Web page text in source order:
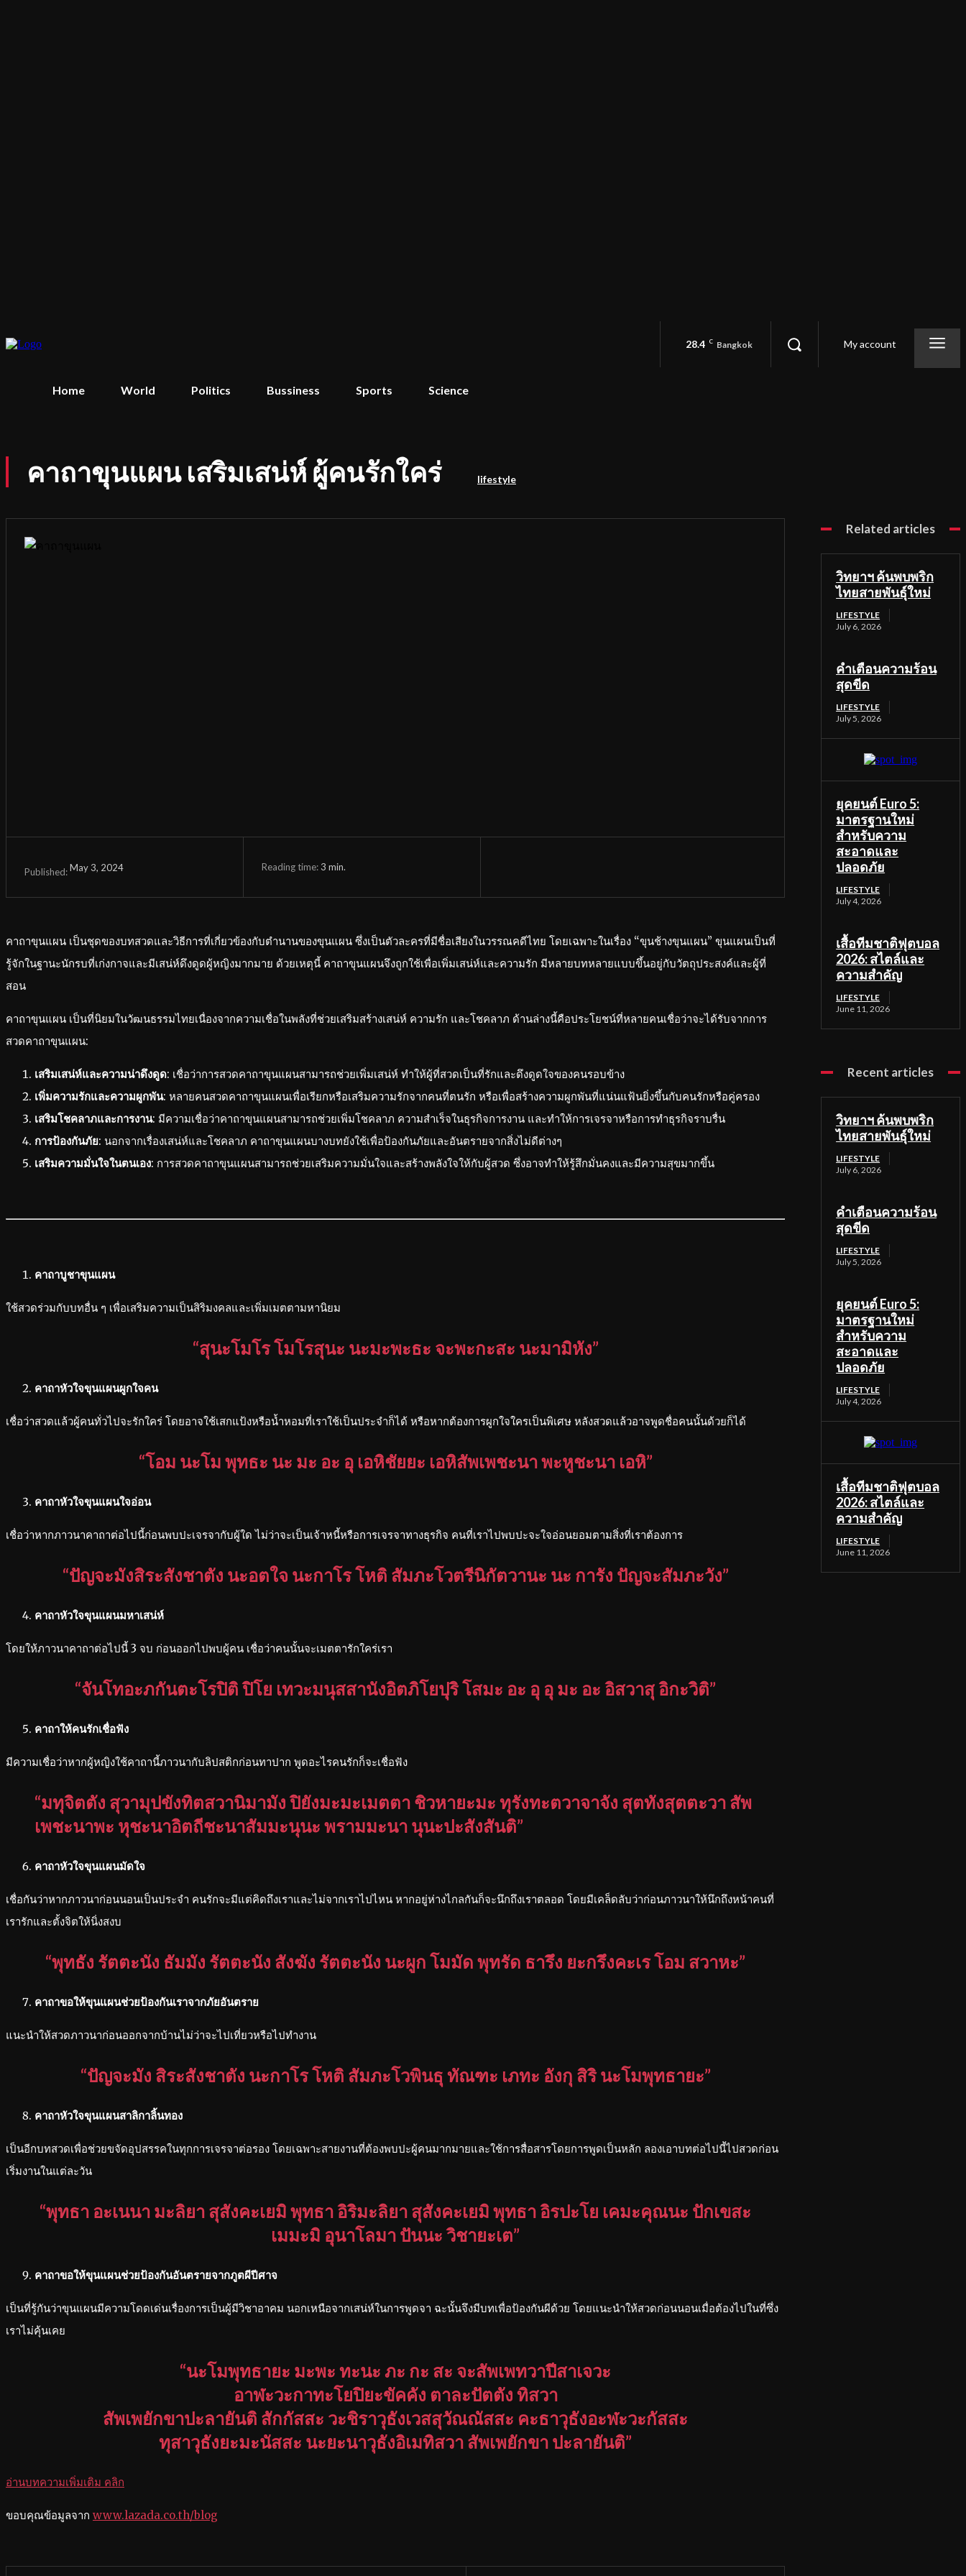
28.4 C Bangkok My account
Home World Politics Bussiness Sports Science
คาถาขุนแผน เสริมเสน่ห์ ผู้คนรักใคร่ lifestyle
Published:May 3, 2024 Reading time:3 min.
คาถาขุนแผน เป็นชุดของบทสวดและวิธีการที่เกี่ยวข้องกับตำนานของขุนแผน ซึ่งเป็นตัวละครที่มีชื่อเสียงในวรรณคดีไทย โดยเฉพาะในเรื่อง “ขุนช้างขุนแผน” ขุนแผนเป็นที่
รู้จักในฐานะนักรบที่เก่งกาจและมีเสน่ห์ดึงดูดผู้หญิงมากมาย ด้วยเหตุนี้ คาถาขุนแผนจึงถูกใช้เพื่อเพิ่มเสน่ห์และความรัก มีหลายบทหลายแบบขึ้นอยู่กับวัตถุประสงค์และผู้ที่
สอน
คาถาขุนแผน เป็นที่นิยมในวัฒนธรรมไทยเนื่องจากความเชื่อในพลังที่ช่วยเสริมสร้างเสน่ห์ ความรัก และโชคลาภ ด้านล่างนี้คือประโยชน์ที่หลายคนเชื่อว่าจะได้รับจากการ
สวดคาถาขุนแผน:
เสริมเสน่ห์และความน่าดึงดูด: เชื่อว่าการสวดคาถาขุนแผนสามารถช่วยเพิ่มเสน่ห์ ทำให้ผู้ที่สวดเป็นที่รักและดึงดูดใจของคนรอบข้าง
เพิ่มความรักและความผูกพัน: หลายคนสวดคาถาขุนแผนเพื่อเรียกหรือเสริมความรักจากคนที่ตนรัก หรือเพื่อสร้างความผูกพันที่แน่นแฟ้นยิ่งขึ้นกับคนรักหรือคู่ครอง
เสริมโชคลาภและการงาน: มีความเชื่อว่าคาถาขุนแผนสามารถช่วยเพิ่มโชคลาภ ความสำเร็จในธุรกิจการงาน และทำให้การเจรจาหรือการทำธุรกิจราบรื่น
การป้องกันภัย: นอกจากเรื่องเสน่ห์และโชคลาภ คาถาขุนแผนบางบทยังใช้เพื่อป้องกันภัยและอันตรายจากสิ่งไม่ดีต่างๆ
เสริมความมั่นใจในตนเอง: การสวดคาถาขุนแผนสามารถช่วยเสริมความมั่นใจและสร้างพลังใจให้กับผู้สวด ซึ่งอาจทำให้รู้สึกมั่นคงและมีความสุขมากขึ้น
คาถาบูชาขุนแผน
ใช้สวดร่วมกับบทอื่น ๆ เพื่อเสริมความเป็นสิริมงคลและเพิ่มเมตตามหานิยม
“สุนะโมโร โมโรสุนะ นะมะพะธะ จะพะกะสะ นะมามิหัง”
คาถาหัวใจขุนแผนผูกใจคน
เชื่อว่าสวดแล้วผู้คนทั่วไปจะรักใคร่ โดยอาจใช้เสกแป้งหรือน้ำหอมที่เราใช้เป็นประจำก็ได้ หรือหากต้องการผูกใจใครเป็นพิเศษ หลังสวดแล้วอาจพูดชื่อคนนั้นด้วยก็ได้
“โอม นะโม พุทธะ นะ มะ อะ อุ เอหิชัยยะ เอหิสัพเพชะนา พะหูชะนา เอหิ”
คาถาหัวใจขุนแผนใจอ่อน
เชื่อว่าหากภาวนาคาถาต่อไปนี้ก่อนพบปะเจรจากับผู้ใด ไม่ว่าจะเป็นเจ้าหนี้หรือการเจรจาทางธุรกิจ คนที่เราไปพบปะจะใจอ่อนยอมตามสิ่งที่เราต้องการ
“ปัญจะมังสิระสังชาตัง นะอตใจ นะกาโร โหติ สัมภะโวตรีนิกัตวานะ นะ การัง ปัญจะสัมภะวัง”
คาถาหัวใจขุนแผนมหาเสน่ห์
โดยให้ภาวนาคาถาต่อไปนี้ 3 จบ ก่อนออกไปพบผู้คน เชื่อว่าคนนั้นจะเมตตารักใคร่เรา
“จันโทอะภกันตะโรปิติ ปิโย เทวะมนุสสานังอิตภิโยปุริ โสมะ อะ อุ อุ มะ อะ อิสวาสุ อิกะวิติ”
คาถาให้คนรักเชื่อฟัง
มีความเชื่อว่าหากผู้หญิงใช้คาถานี้ภาวนากับลิปสติกก่อนทาปาก พูดอะไรคนรักก็จะเชื่อฟัง
“มทุจิตตัง สุวามุปขังทิตสวานิมามัง ปิยังมะมะเมตตา ชิวหายะมะ ทุรังทะตวาจาจัง สุตทังสุตตะวา สัพ
เพชะนาพะ หุชะนาอิตถีชะนาสัมมะนุนะ พรามมะนา นุนะปะสังสันติ”
คาถาหัวใจขุนแผนมัดใจ
เชื่อกันว่าหากภาวนาก่อนนอนเป็นประจำ คนรักจะมีแต่คิดถึงเราและไม่จากเราไปไหน หากอยู่ห่างไกลกันก็จะนึกถึงเราตลอด โดยมีเคล็ดลับว่าก่อนภาวนาให้นึกถึงหน้าคนที่
เรารักและตั้งจิตให้นิ่งสงบ
“พุทธัง รัตตะนัง ธัมมัง รัตตะนัง สังฆัง รัตตะนัง นะผูก โมมัด พุทรัด ธารึง ยะกรึงคะเร โอม สวาหะ”
คาถาขอให้ขุนแผนช่วยป้องกันเราจากภัยอันตราย
แนะนำให้สวดภาวนาก่อนออกจากบ้านไม่ว่าจะไปเที่ยวหรือไปทำงาน
“ปัญจะมัง สิระสังชาตัง นะกาโร โหติ สัมภะโวพินธุ ทัณฑะ เภทะ อังกุ สิริ นะโมพุทธายะ”
คาถาหัวใจขุนแผนสาลิกาลิ้นทอง
เป็นอีกบทสวดเพื่อช่วยขจัดอุปสรรคในทุกการเจรจาต่อรอง โดยเฉพาะสายงานที่ต้องพบปะผู้คนมากมายและใช้การสื่อสารโดยการพูดเป็นหลัก ลองเอาบทต่อไปนี้ไปสวดก่อน
เริ่มงานในแต่ละวัน
“พุทธา อะเนนา มะลิยา สุสังคะเยมิ พุทธา อิริมะลิยา สุสังคะเยมิ พุทธา อิรปะโย เคมะคุณนะ ปักเขสะ
เมมะมิ อุนาโลมา ปันนะ วิชายะเต”
คาถาขอให้ขุนแผนช่วยป้องกันอันตรายจากภูตผีปีศาจ
เป็นที่รู้กันว่าขุนแผนมีความโดดเด่นเรื่องการเป็นผู้มีวิชาอาคม นอกเหนือจากเสน่ห์ในการพูดจา ฉะนั้นจึงมีบทเพื่อป้องกันผีด้วย โดยแนะนำให้สวดก่อนนอนเมื่อต้องไปในที่ซึ่ง
เราไม่คุ้นเคย
“นะโมพุทธายะ มะพะ ทะนะ ภะ กะ สะ จะสัพเพทวาปีสาเจวะ
อาฬะวะกาทะโยปิยะขัคคัง ตาละปัตตัง ทิสวา
สัพเพยักขาปะลายันติ สักกัสสะ วะชิราวุธังเวสสุวัณณัสสะ คะธาวุธังอะฬะวะกัสสะ
ทุสาวุธังยะมะนัสสะ นะยะนาวุธังอิเมทิสวา สัพเพยักขา ปะลายันติ”
อ่านบทความเพิ่มเติม คลิก
ขอบคุณข้อมูลจาก www.lazada.co.th/blog
Related articles
วิทยาฯ ค้นพบพริก
ไทยสายพันธุ์ใหม่
LIFESTYLE
July 6, 2026
คำเตือนความร้อน
สุดขีด
LIFESTYLE
July 5, 2026
ยุคยนต์ Euro 5:
มาตรฐานใหม่
สำหรับความ
สะอาดและ
ปลอดภัย
LIFESTYLE
July 4, 2026
เสื้อทีมชาติฟุตบอล
2026: สไตล์และ
ความสำคัญ
LIFESTYLE
June 11, 2026
Recent articles
วิทยาฯ ค้นพบพริก
ไทยสายพันธุ์ใหม่
LIFESTYLE
July 6, 2026
คำเตือนความร้อน
สุดขีด
LIFESTYLE
July 5, 2026
ยุคยนต์ Euro 5:
มาตรฐานใหม่
สำหรับความ
สะอาดและ
ปลอดภัย
LIFESTYLE
July 4, 2026
เสื้อทีมชาติฟุตบอล
2026: สไตล์และ
ความสำคัญ
LIFESTYLE
June 11, 2026